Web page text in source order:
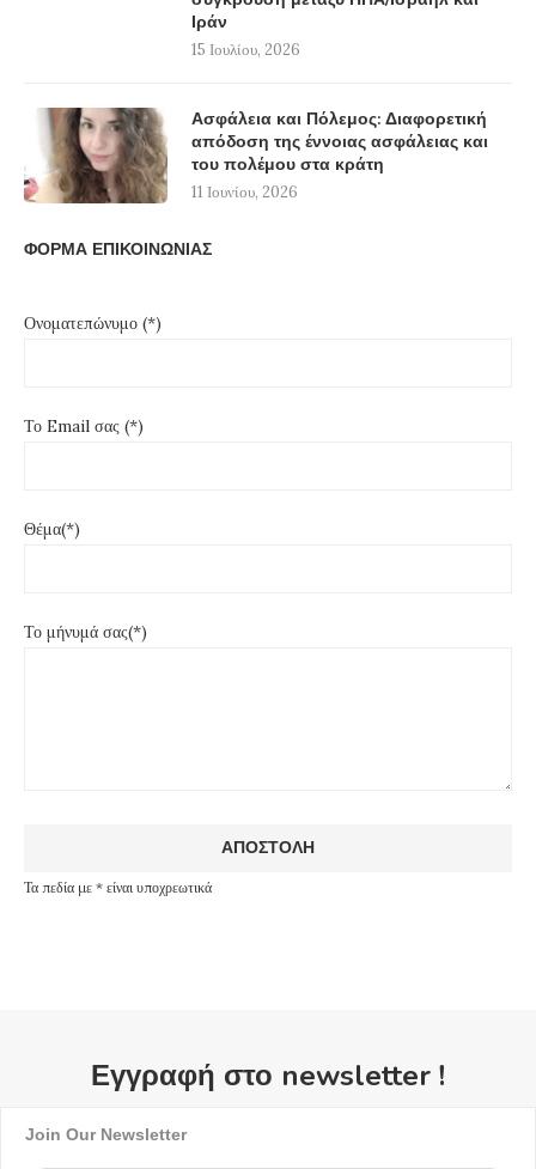
Ιράν
15 Ιουλίου, 2026
Ασφάλεια και Πόλεμος: Διαφορετική
απόδοση της έννοιας ασφάλειας και
του πολέμου στα κράτη
11 Ιουνίου, 2026
ΦΟΡΜΑ ΕΠΙΚΟΙΝΩΝΙΑΣ
Ονοματεπώνυμο (*)
Το Email σας (*)
Θέμα(*)
Το μήνυμά σας(*)
Τα πεδία με * είναι υποχρεωτικά
Εγγραφή στο newsletter !
Join Our Newsletter